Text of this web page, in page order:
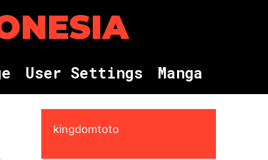
e User Settings Manga
kingdomtoto